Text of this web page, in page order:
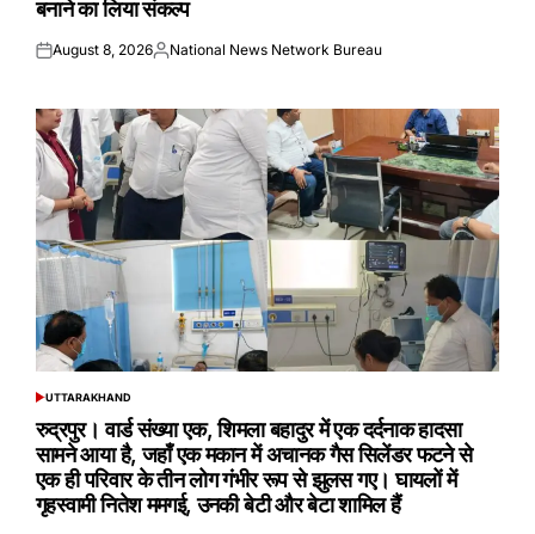
बनाने का लिया संकल्प
Posted
August 8, 2026Posted
National News Network Bureau
POSTED
UTTARAKHAND
रुद्रपुर। वार्ड संख्या एक, शिमला बहादुर में एक दर्दनाक हादसा
सामने आया है, जहाँ एक मकान में अचानक गैस सिलेंडर फटने से
एक ही परिवार के तीन लोग गंभीर रूप से झुलस गए। घायलों में
गृहस्वामी नितेश ममगई, उनकी बेटी और बेटा शामिल हैं